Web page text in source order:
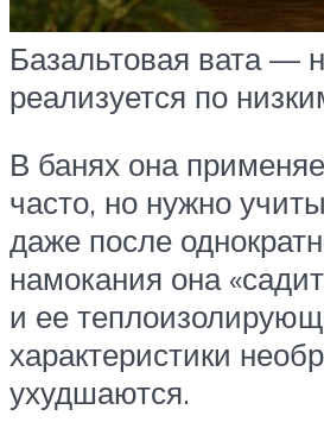
Базальтовая вата —
реализуется по
В банях она
часто, но нужно
даже после
намокания она
и ее
характеристики
ухудшаются.